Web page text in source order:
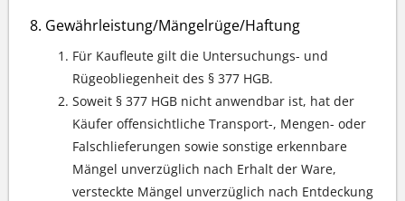
Gewährleistung/Mängelrüge/Haftung
Für Kaufleute gilt die Untersuchungs- und
Rügeobliegenheit des § 377 HGB.
Soweit § 377 HGB nicht anwendbar ist, hat der
Käufer offensichtliche Transport-, Mengen- oder
Falschlieferungen sowie sonstige erkennbare
Mängel unverzüglich nach Erhalt der Ware,
versteckte Mängel unverzüglich nach Entdeckung